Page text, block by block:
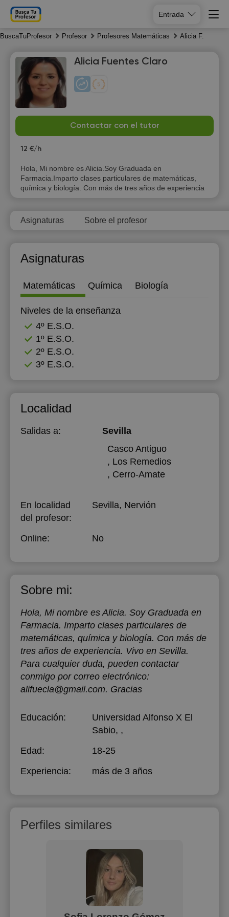
Entrada
BuscaTuProfesor Profesor Profesores Matemáticas Alicia F.
Alicia Fuentes Claro
Contactar con el tutor
12 €/h
Hola, Mi nombre es Alicia.Soy Graduada en
Farmacia.Imparto clases particulares de matemáticas,
química y biología. Con más de tres años de experiencia
Asignaturas Sobre el profesor
Asignaturas
Matemáticas Química Biología
Niveles de la enseñanza
4º E.S.O.
1º E.S.O.
2º E.S.O.
3º E.S.O.
Localidad
Salidas a:
Sevilla
Casco Antiguo
, Los Remedios
, Cerro-Amate
En localidad
del profesor:
Sevilla, Nervión
Online: No
Sobre mi:
Hola, Mi nombre es Alicia. Soy Graduada en
Farmacia. Imparto clases particulares de
matemáticas, química y biología. Con más de
tres años de experiencia. Vivo en Sevilla.
Para cualquier duda, pueden contactar
conmigo por correo electrónico:
alifuecla@gmail.com. Gracias
Educación:
Universidad Alfonso X El
Sabio, ,
Edad:
18-25
Experiencia:
más de 3 años
Perfiles similares
7
Sa
8
Su
9
10
13:00
13:30
13:00
13:30